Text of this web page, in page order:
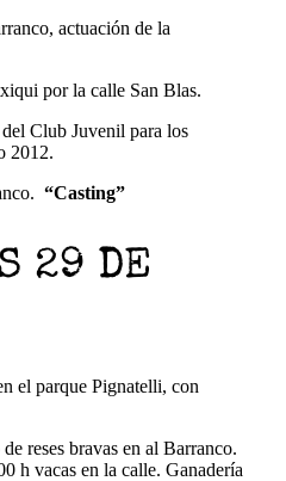
actuación de la
por la calle San Blas.
Club Juvenil para los
2012.
“Casting”
29 DE
el parque Pignatelli, con
reses bravas en al Barranco.
h vacas en la calle. Ganadería